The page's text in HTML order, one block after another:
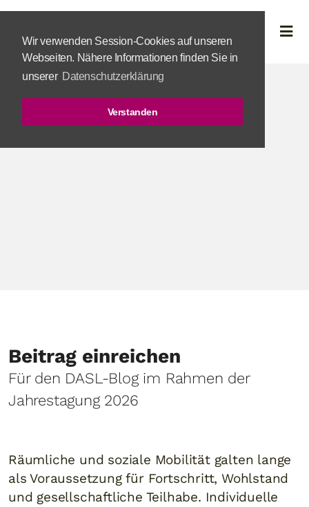
Wir verwenden Session-Cookies auf unseren
Webseiten. Nähere Informationen finden Sie in
unserer Datenschutzerklärung
Verstanden
Beitrag einreichen
Für den DASL-Blog im Rahmen der
Jahrestagung 2026
Räumliche und soziale Mobilität galten lange
als Voraussetzung für Fortschritt, Wohlstand
und gesellschaftliche Teilhabe. Individuelle